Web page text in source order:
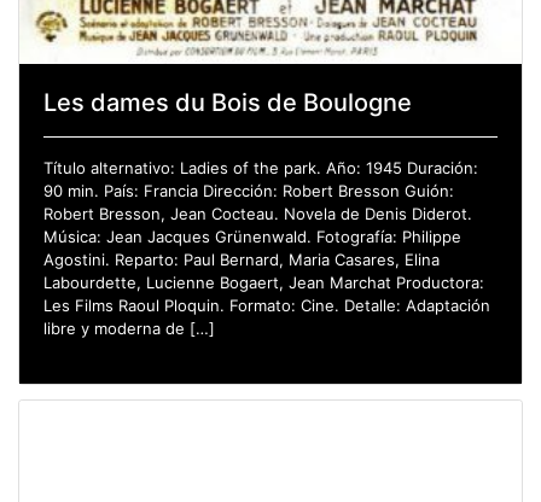
Les dames du Bois de Boulogne
Título alternativo: Ladies of the park. Año: 1945 Duración:
90 min. País: Francia Dirección: Robert Bresson Guión:
Robert Bresson, Jean Cocteau. Novela de Denis Diderot.
Música: Jean Jacques Grünenwald. Fotografía: Philippe
Agostini. Reparto: Paul Bernard, Maria Casares, Elina
Labourdette, Lucienne Bogaert, Jean Marchat Productora:
Les Films Raoul Ploquin. Formato: Cine. Detalle: Adaptación
libre y moderna de […]